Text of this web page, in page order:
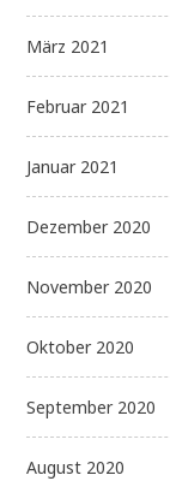
März 2021
Februar 2021
Januar 2021
Dezember 2020
November 2020
Oktober 2020
September 2020
August 2020